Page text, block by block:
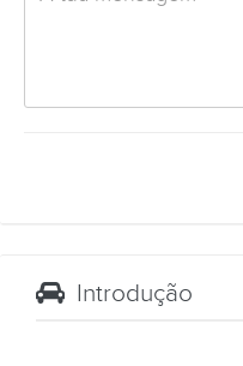
Introdução